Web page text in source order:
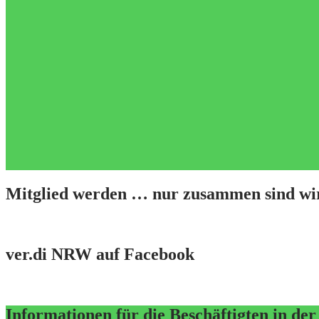
Mitglied werden … nur zusammen sind
ver.di NRW auf Facebook
Informationen für die Beschäftigten in